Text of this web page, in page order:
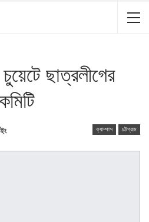
চুয়েটে ছাত্রলীগের
ক্যাম্পাস চট্টগ্রাম